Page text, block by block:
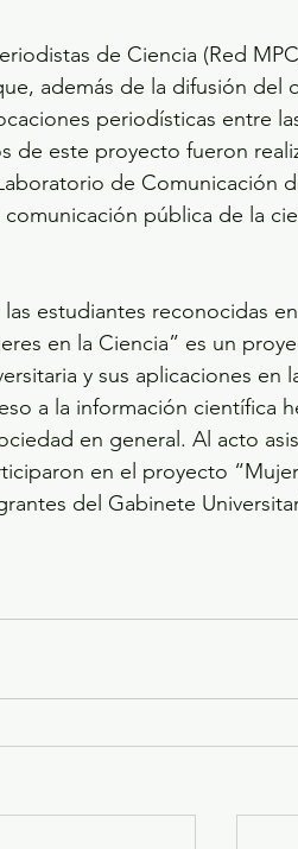
de Ciencia (Red
además de la difusión del
periodísticas entre
de este proyecto fueron
de Comunicación
pública de la
estudiantes reconocidas
en la Ciencia” es un
y sus aplicaciones en
a la información científica
en general. Al acto
en el proyecto
del Gabinete